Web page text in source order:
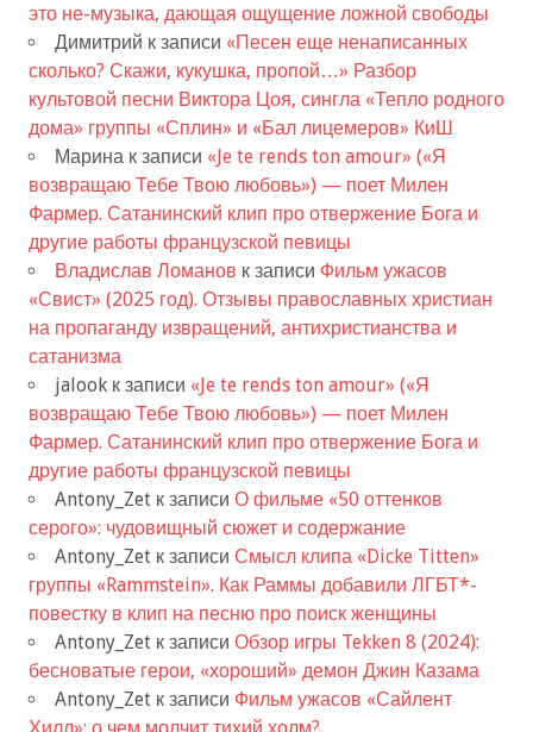
это не-музыка, дающая ощущение ложной свободы
Димитрий к записи «Песен еще ненаписанных
сколько? Скажи, кукушка, пропой…» Разбор
культовой песни Виктора Цоя, сингла «Тепло родного
дома» группы «Сплин» и «Бал лицемеров» КиШ
Марина к записи «Je te rends ton amour» («Я
возвращаю Тебе Твою любовь») — поет Милен
Фармер. Сатанинский клип про отвержение Бога и
другие работы французской певицы
Владислав Ломанов к записи Фильм ужасов
«Свист» (2025 год). Отзывы православных христиан
на пропаганду извращений, антихристианства и
сатанизма
jalook к записи «Je te rends ton amour» («Я
возвращаю Тебе Твою любовь») — поет Милен
Фармер. Сатанинский клип про отвержение Бога и
другие работы французской певицы
Antony_Zet к записи О фильме «50 оттенков
серого»: чудовищный сюжет и содержание
Antony_Zet к записи Смысл клипа «Dicke Titten»
группы «Rammstein». Как Раммы добавили ЛГБТ*-
повестку в клип на песню про поиск женщины
Antony_Zet к записи Обзор игры Tekken 8 (2024):
бесноватые герои, «хороший» демон Джин Казама
Antony_Zet к записи Фильм ужасов «Сайлент